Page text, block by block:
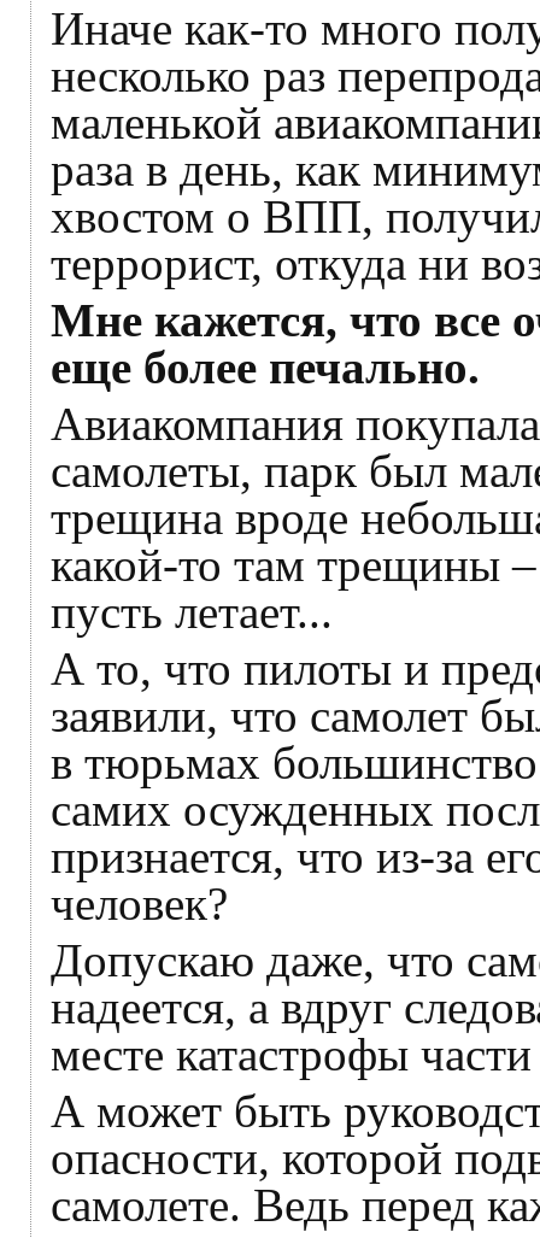
Иначе как-то много
несколько раз
маленькой
раза в день, как
хвостом о ВПП,
террорист, откуда ни
Мне кажется, что все
еще более печально.
Авиакомпания
самолеты, парк был
трещина вроде
какой-то там трещины
пусть летает...
А то, что пилоты и
заявили, что самолет
в тюрьмах
самих осужденных
признается, что из-за
человек?
Допускаю даже, что
надеется, а вдруг
месте катастрофы
А может быть
опасности, которой
самолете. Ведь перед